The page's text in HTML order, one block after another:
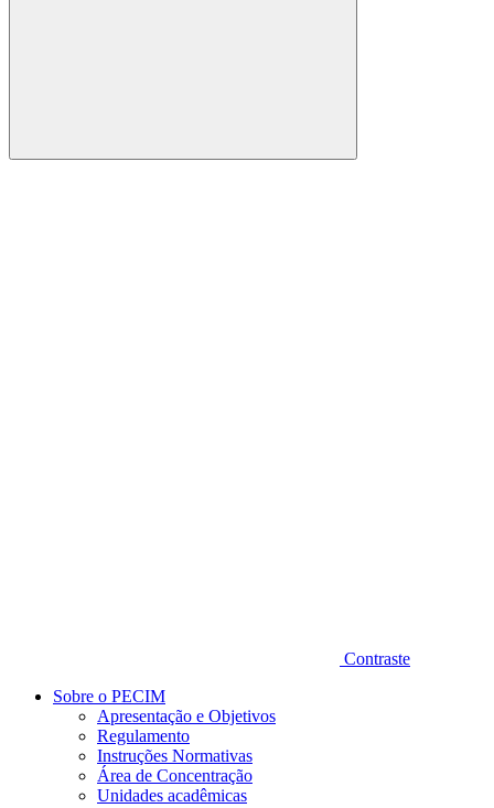
Buscar
Contraste
Sobre o PECIM
Apresentação e Objetivos
Regulamento
Instruções Normativas
Área de Concentração
Unidades acadêmicas